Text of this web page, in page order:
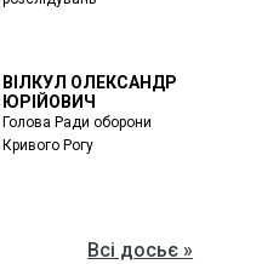
ВІЛКУЛ ОЛЕКСАНДР
ЮРІЙОВИЧ
Голова Ради оборони
Кривого Рогу
Всі досьє »